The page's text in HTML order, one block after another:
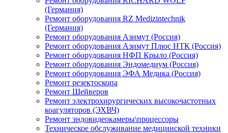
(Германия)
Ремонт оборудования RZ Medizintechnik
(Германия)
Ремонт оборудования Азимут (Россия)
Ремонт оборудования Азимут Плюс НТК (Россия)
Ремонт оборудования НФП Крыло (Россия)
Ремонт оборудования Эндомедиум (Россия)
Ремонт оборудования ЭФА Медика (Россия)
Ремонт резектоскопа
Ремонт Шейверов
Ремонт электрохирургических высокочастотных
коагуляторов (ЭХВЧ)
Ремонт эндовидеокамеры\процессоры
Техническое обслуживание медицинской техники